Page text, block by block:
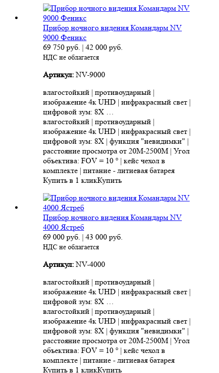
Прибор ночного видения Командарм NV
9000 Феникс
69 750 руб. | 42 000 руб.
НДС не облагается
Артикул:NV-9000
влагостойкий | противоударный |
изображение 4к UHD | инфракрасный свет |
цифровой зум: 8X …
влагостойкий | противоударный |
изображение 4к UHD | инфракрасный свет |
цифровой зум: 8X | функция "невидимки" |
расстояние просмотра от 20M-2500M | Угол
объектива: FOV = 10 ° | кейс чехол в
комплекте | питание - литиевая батарея
Купить в 1 кликКупить
Прибор ночного видения Командарм NV
4000 Ястреб
69 000 руб. | 43 000 руб.
НДС не облагается
Артикул:NV-4000
влагостойкий | противоударный |
изображение 4к UHD | инфракрасный свет |
цифровой зум: 8X …
влагостойкий | противоударный |
изображение 4к UHD | инфракрасный свет |
цифровой зум: 8X | функция "невидимки" |
расстояние просмотра от 20M-2500M | Угол
объектива: FOV = 10 ° | кейс чехол в
комплекте | питание - литиевая батарея
Купить в 1 кликКупить